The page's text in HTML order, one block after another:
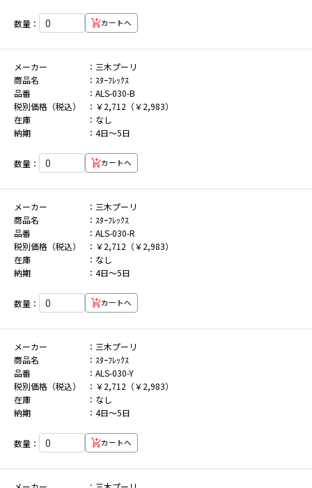
数量： カートへ
メーカー
三木プーリ
商品名
ｽﾀｰﾌﾚｯｸｽ
品番
ALS-030-B
税別価格（税込）
￥2,712（￥2,983）
在庫
なし
納期
4日～5日
数量： カートへ
メーカー
三木プーリ
商品名
ｽﾀｰﾌﾚｯｸｽ
品番
ALS-030-R
税別価格（税込）
￥2,712（￥2,983）
在庫
なし
納期
4日～5日
数量： カートへ
メーカー
三木プーリ
商品名
ｽﾀｰﾌﾚｯｸｽ
品番
ALS-030-Y
税別価格（税込）
￥2,712（￥2,983）
在庫
なし
納期
4日～5日
数量： カートへ